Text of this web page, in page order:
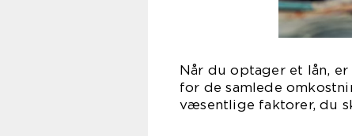
Når du optager et lån,
for de samlede
væsentlige faktorer, du